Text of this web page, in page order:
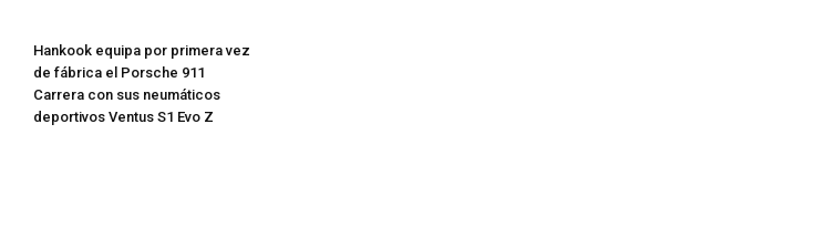
Hankook equipa por primera vez
de fábrica el Porsche 911
Carrera con sus neumáticos
deportivos Ventus S1 Evo Z